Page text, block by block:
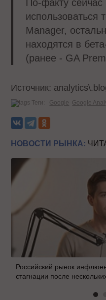
По-факту
использоваться
Manager,
находятся в
(ранее - GA
Источник:
Теги: Google Google
НОВОСТИ РЫНКА:
Российский рынок
стагнации после